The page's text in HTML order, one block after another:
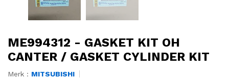
ME994312 - GASKET KIT OH
CANTER / GASKET CYLINDER KIT
Merk : MITSUBISHI